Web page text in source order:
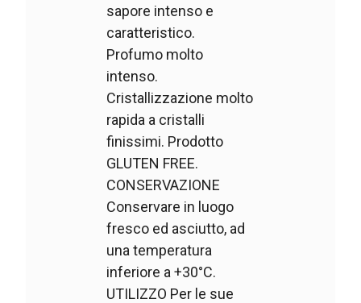
sapore intenso e
caratteristico.
Profumo molto
intenso.
Cristallizzazione molto
rapida a cristalli
finissimi. Prodotto
GLUTEN FREE.
CONSERVAZIONE
Conservare in luogo
fresco ed asciutto, ad
una temperatura
inferiore a +30°C.
UTILIZZO Per le sue